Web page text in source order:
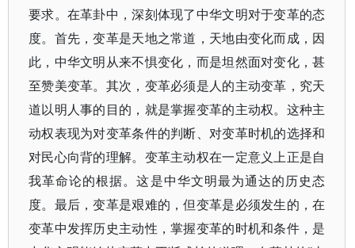
要求。在革卦中，深刻体现了中华文明对于变革的态
度。首先，变革是天地之常道，天地由变化而成，因
此，中华文明从来不惧变化，而是坦然面对变化，甚
至赞美变革。其次，变革必须是人的主动变革，究天
道以明人事的目的，就是掌握变革的主动权。这种主
动权表现为对变革条件的判断、对变革时机的选择和
对民心向背的理解。变革主动权在一定意义上正是自
我革命论的根据。这是中华文明最为通达的历史态
度。最后，变革是艰难的，但变革是必须发生的，在
变革中发挥历史主动性，掌握变革的时机和条件，是